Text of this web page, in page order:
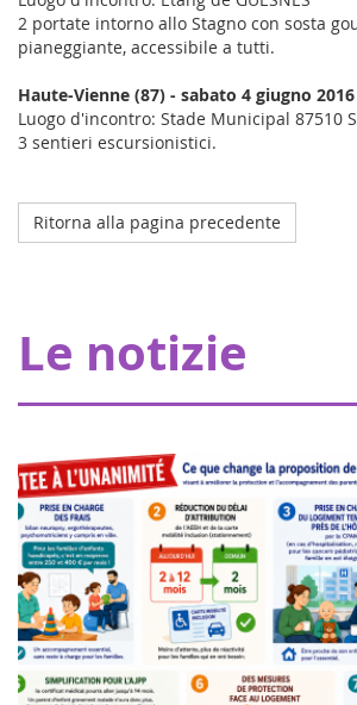
2 portate intorno allo Stagno con sosta
pianeggiante, accessibile a tutti.
Haute-Vienne (87) - sabato 4 giugno
Luogo d'incontro: Stade Municipal 87510
3 sentieri escursionistici.
Ritorna alla pagina precedente
Le notizie
sovvenzione di 20.000 euro che
allestire uno spazio dedicato ai piccoli